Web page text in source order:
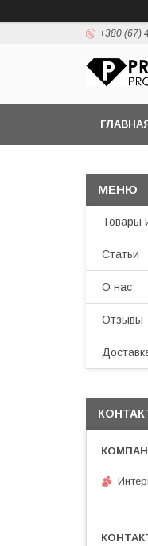
+380 (67)
Товары
Статьи
О нас
Отзывы